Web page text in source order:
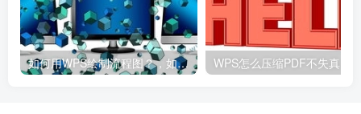
如何用WPS绘制流程图？，如何用wps绘制流程图并保存